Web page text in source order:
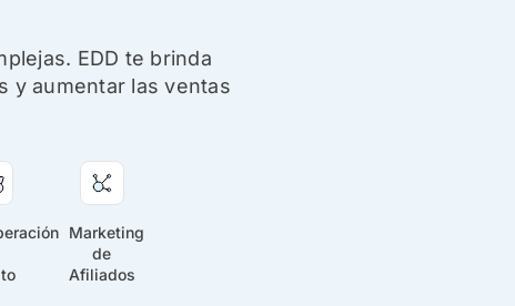
EDD te brinda
y aumentar las ventas
Marketing
de
Afiliados